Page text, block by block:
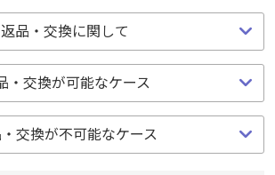
返品・交換に関して
・交換が可能なケース
交換が不可能なケース